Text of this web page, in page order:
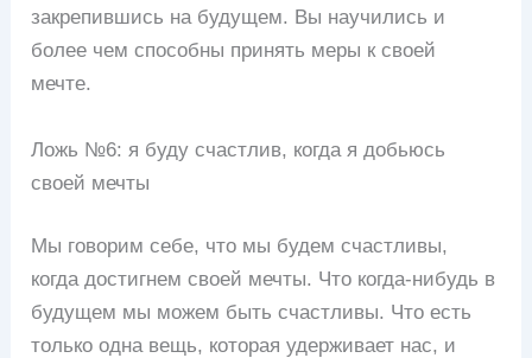
закрепившись на будущем. Вы научились и
более чем способны принять меры к своей
мечте.
Ложь №6: я буду счастлив, когда я добьюсь
своей мечты
Мы говорим себе, что мы будем счастливы,
когда достигнем своей мечты. Что когда-нибудь в
будущем мы можем быть счастливы. Что есть
только одна вещь, которая удерживает нас, и